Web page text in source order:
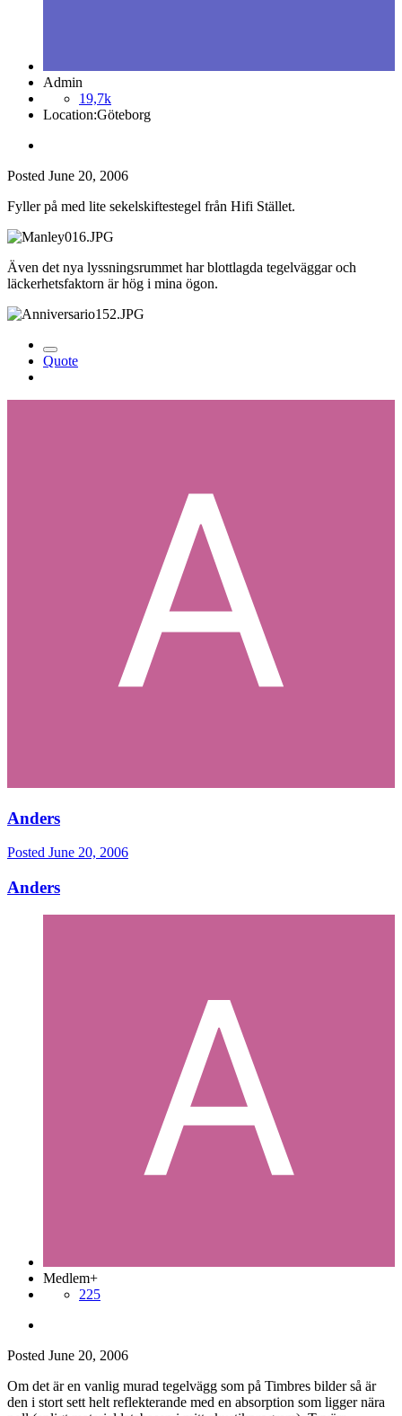
Admin
19,7k
Location:Göteborg
Posted June 20, 2006
Fyller på med lite sekelskiftestegel från Hifi Stället.
Även det nya lyssningsrummet har blottlagda tegelväggar och
läckerhetsfaktorn är hög i mina ögon.
Quote
Anders
Posted June 20, 2006
Anders
Medlem+
225
Posted June 20, 2006
Om det är en vanlig murad tegelvägg som på Timbres bilder så är
den i stort sett helt reflekterande med en absorption som ligger nära